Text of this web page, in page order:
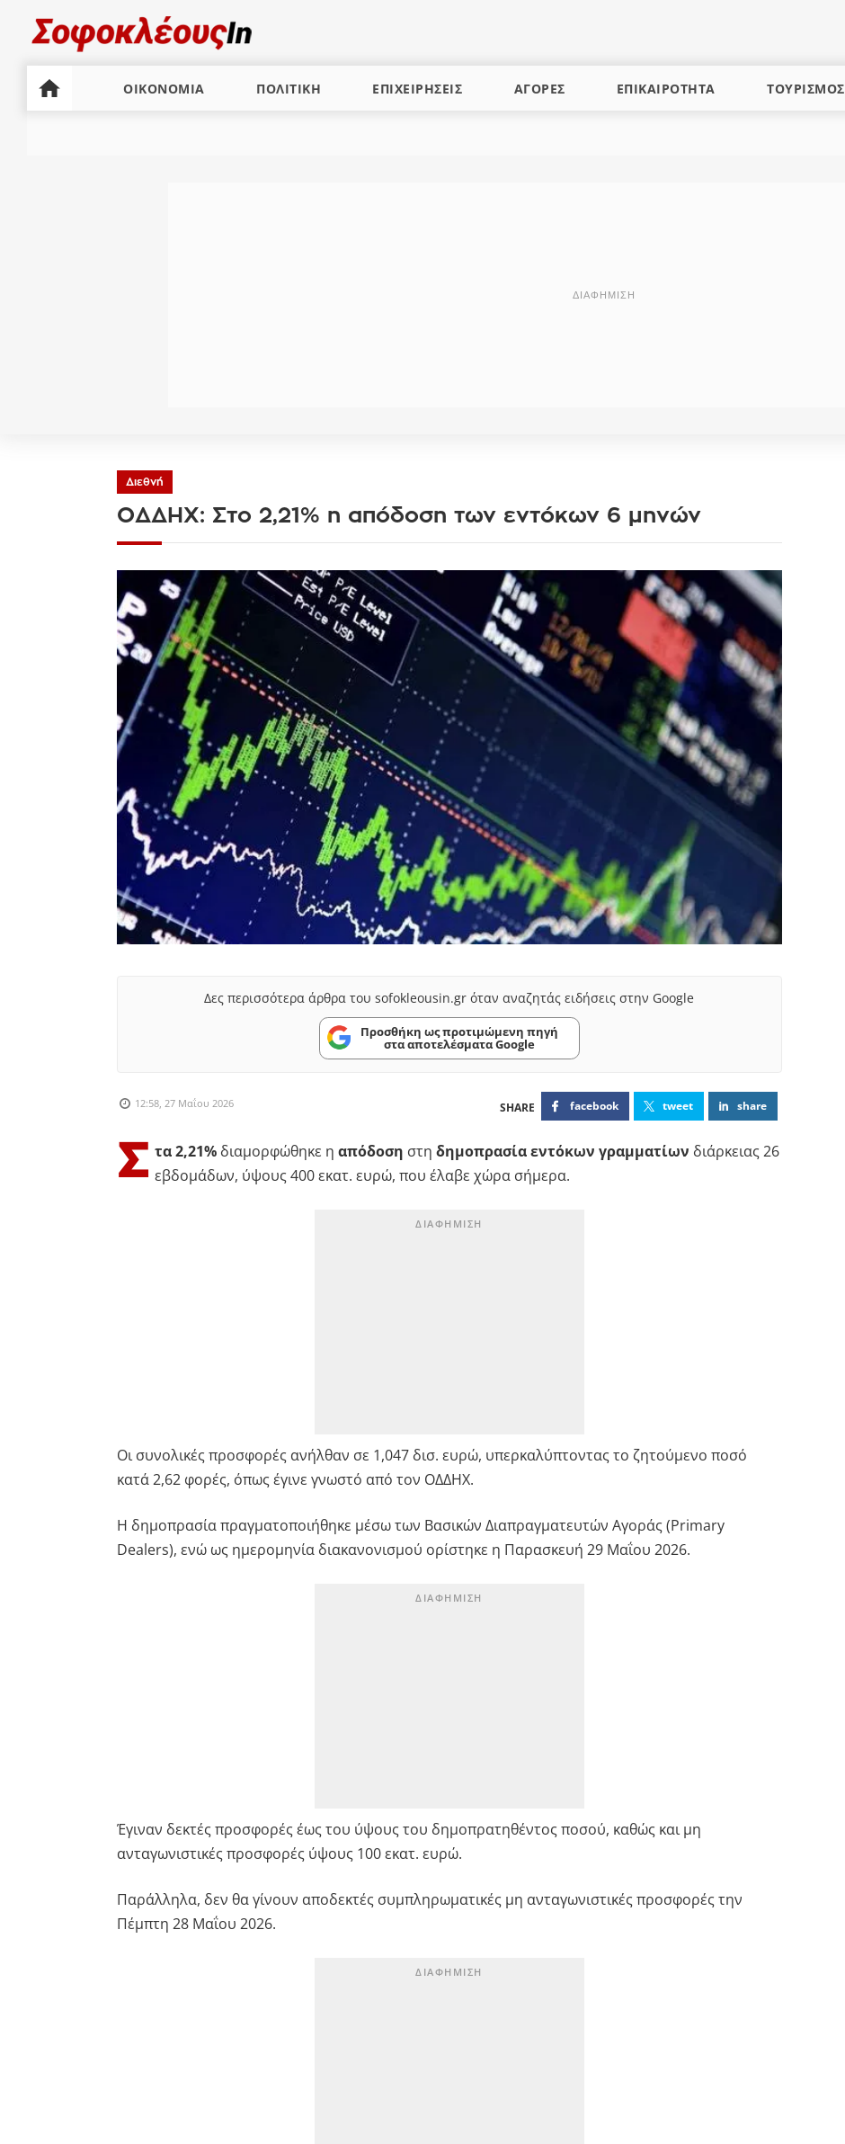
ΟΙΚΟΝΟΜΙΑ ΠΟΛΙΤΙΚΗ ΕΠΙΧΕΙΡΗΣΕΙΣ ΑΓΟΡΕΣ ΕΠΙΚΑΙΡΟΤΗΤΑ ΤΟΥΡΙΣΜΟΣ
Διεθνή
ΟΔΔΗΧ: Στο 2,21% η απόδοση των εντόκων 6 μηνών
Δες περισσότερα άρθρα του sofokleousin.gr όταν αναζητάς ειδήσεις στην Google
Προσθήκη ως προτιμώμενη πηγή
στα αποτελέσματα Google
12:58, 27 Μαΐου 2026 facebook tweet share
Σ τα 2,21%διαμορφώθηκε η απόδοση στη δημοπρασία εντόκων γραμματίων διάρκειας 26
εβδομάδων, ύψους 400 εκατ. ευρώ, που έλαβε χώρα σήμερα.
Οι συνολικές προσφορές ανήλθαν σε 1,047 δισ. ευρώ, υπερκαλύπτοντας το ζητούμενο ποσό
κατά 2,62 φορές, όπως έγινε γνωστό από τον ΟΔΔΗΧ.
Η δημοπρασία πραγματοποιήθηκε μέσω των Βασικών Διαπραγματευτών Αγοράς (Primary
Dealers), ενώ ως ημερομηνία διακανονισμού ορίστηκε η Παρασκευή 29 Μαΐου 2026.
Έγιναν δεκτές προσφορές έως του ύψους του δημοπρατηθέντος ποσού, καθώς και μη
ανταγωνιστικές προσφορές ύψους 100 εκατ. ευρώ.
Παράλληλα, δεν θα γίνουν αποδεκτές συμπληρωματικές μη ανταγωνιστικές προσφορές την
Πέμπτη 28 Μαΐου 2026.